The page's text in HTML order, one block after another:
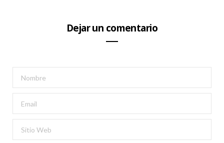
Dejar un comentario